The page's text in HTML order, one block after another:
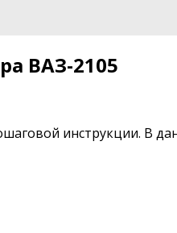
ВАЗ-2105
инструкции. В